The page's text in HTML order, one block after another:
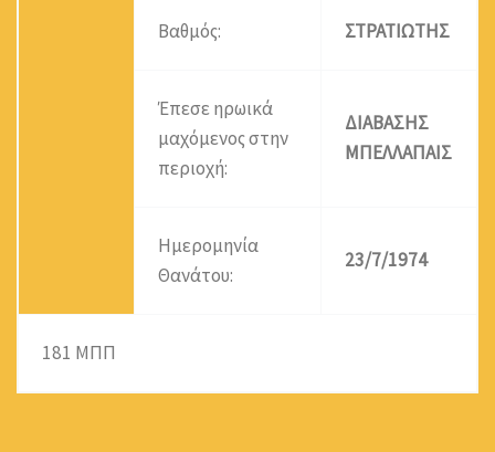
Βαθμός: ΣΤΡΑΤΙΩΤΗΣ
Έπεσε ηρωικά
μαχόμενος στην
περιοχή:
ΔΙΑΒΑΣΗΣ
ΜΠΕΛΛΑΠΑΙΣ
Ημερομηνία
Θανάτου:
23/7/1974
181 ΜΠΠ